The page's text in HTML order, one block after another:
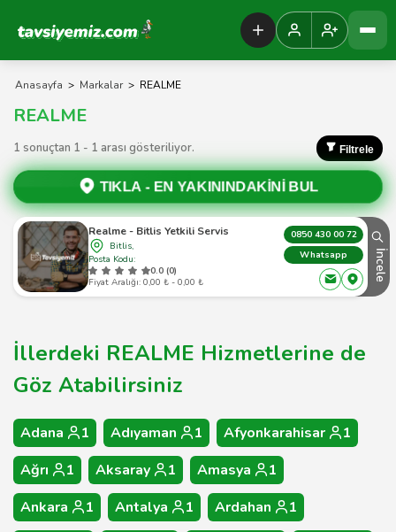
Tavsiyemiz Anasayfa
Anasayfa > Markalar > REALME
REALME
1 sonuçtan 1 - 1 arası gösteriliyor. Filtrele
TIKLA - EN YAKININDAKİNİ BUL
Realme - Bitlis Yetkili Servis
Bitlis,
Posta Kodu:
0.0 (0)
Fiyat Aralığı: 0,00 ₺ - 0,00 ₺
0850 430 00 72
Whatsapp
İncele
İllerdeki REALME Hizmetlerine de
Göz Atabilirsiniz
Adana 1 Adıyaman 1 Afyonkarahisar
1
Ağrı
1 Aksaray 1 Amasya
1
Ankara
1 Antalya 1 Ardahan
1